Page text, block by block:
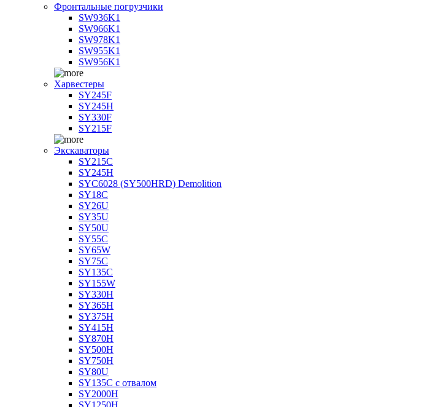
Фронтальные погрузчики
SW936K1
SW966K1
SW978K1
SW955K1
SW956K1
Харвестеры
SY245F
SY245H
SY330F
SY215F
Экскаваторы
SY215C
SY245H
SYC6028 (SY500HRD) Demolition
SY18C
SY26U
SY35U
SY50U
SY55C
SY65W
SY75C
SY135C
SY155W
SY330H
SY365H
SY375H
SY415H
SY870H
SY500H
SY750H
SY80U
SY135C с отвалом
SY2000H
SY1250H